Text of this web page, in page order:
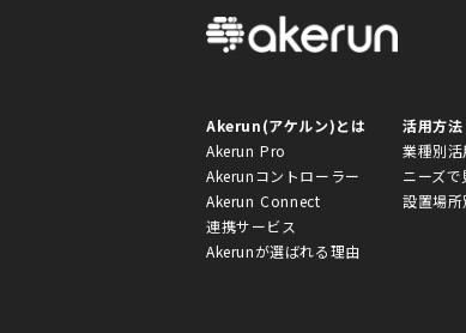
Akerun Pro
Akerunコントローラー
Akerun Connect
連携サービス
Akerunが選ばれる理由
Akerun(アケルン)とは
業種別
ニーズ
設置場
活用方法